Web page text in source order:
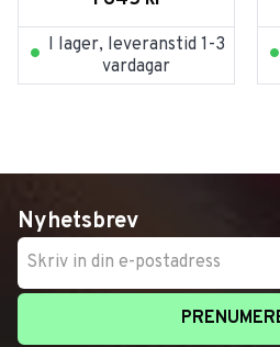
I lager, leveranstid 1-3
vardagar
Nyhetsbrev